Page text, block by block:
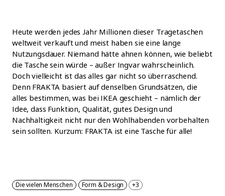
Heute werden jedes Jahr Millionen dieser Tragetaschen
weltweit verkauft und meist haben sie eine lange
Nutzungsdauer. Niemand hätte ahnen können, wie beliebt
die Tasche sein würde – außer Ingvar wahrscheinlich.
Doch vielleicht ist das alles gar nicht so überraschend.
Denn FRAKTA basiert auf denselben Grundsätzen, die
alles bestimmen, was bei IKEA geschieht – nämlich der
Idee, dass Funktion, Qualität, gutes Design und
Nachhaltigkeit nicht nur den Wohlhabenden vorbehalten
sein sollten. Kurzum: FRAKTA ist eine Tasche für alle!
Die vielen Menschen Form & Design +3